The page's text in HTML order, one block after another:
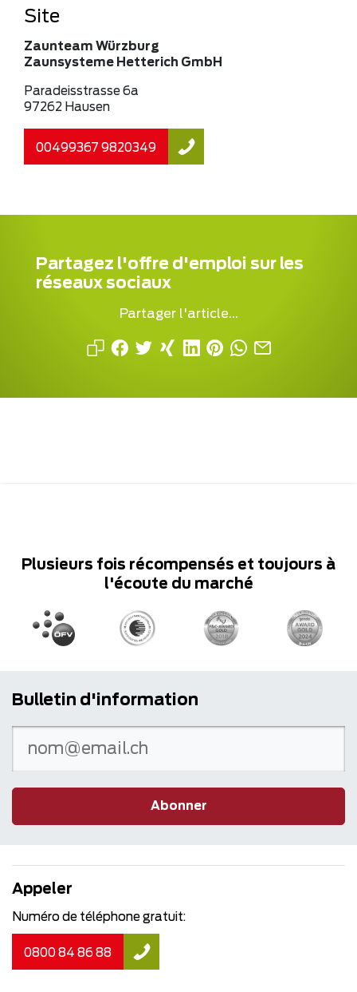
Site
Zaunteam Würzburg
Zaunsysteme Hetterich GmbH
Paradeisstrasse 6a
97262 Hausen
00499367 9820349
Partagez l'offre d'emploi sur les
réseaux sociaux
Partager l'article...
Plusieurs fois récompensés et toujours à
l'écoute du marché
Bulletin d'information
Abonner
Appeler
Numéro de téléphone gratuit:
0800 84 86 88